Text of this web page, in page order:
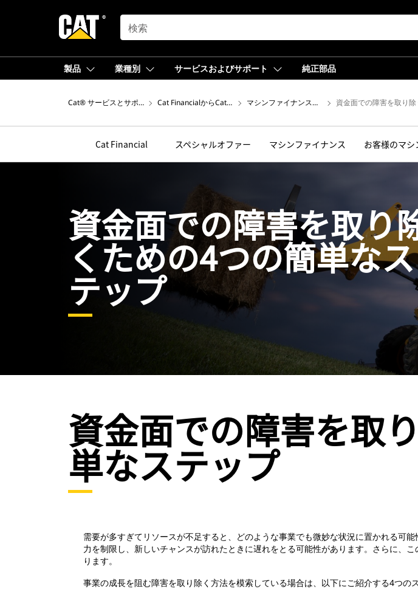
SEARCH
製品 業種別 サービスおよびサポート 純正部品
Cat® サービスとサポート Cat FinancialからCatマシンのファイナンスを選択マシンファイナンスに関するヒント、税務の基本
資金面での障害を取り
Cat Financial スペシャルオファー マシンファイナンス お客様のマシ
資金面での障害を取り
くための4つの簡単なス
テップ
資金面での障害を取
単なステップ
需要が多すぎてリソースが不足すると、どのような事業でも微妙な状況に置かれる可
力を制限し、新しいチャンスが訪れたときに遅れをとる可能性があります。さらに、
ります。
事業の成長を阻む障害を取り除く方法を模索している場合は、以下にご紹介する4つの